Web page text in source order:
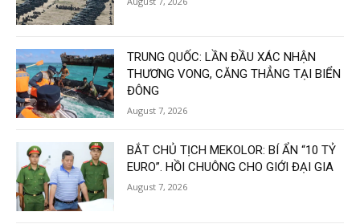
TRUNG QUỐC: LẦN ĐẦU XÁC NHẬN
THƯƠNG VONG, CĂNG THẲNG TẠI BIỂN
ĐÔNG
August 7, 2026
BẮT CHỦ TỊCH MEKOLOR: BÍ ẨN “10 TỶ
EURO”. HỒI CHUÔNG CHO GIỚI ĐẠI GIA
August 7, 2026